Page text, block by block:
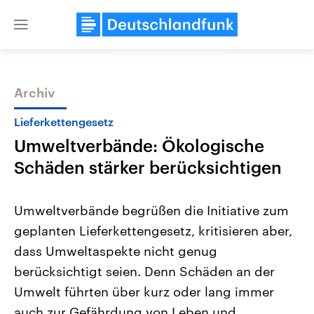
Close
Themen
USA
Aktuelle Beiträge, Analysen und
Hintergründe
Wirtschaftlich und militärisch
gehören die Vereinigten Staaten zu
den mächtigsten Ländern der Erde,
mit großem Einfluss auf das
Aktuelle Lage und
Der Überfall der
Terrororganisation Hamas
Oktober 2023 auf Israel
Region wieder die Gewalt
Israel möchte die Hamas
Archiv
Lieferkettengesetz
Umweltverbände: Ökologische
Schäden stärker berücksichtigen
Umweltverbände begrüßen die Initiative zum
geplanten Lieferkettengesetz, kritisieren aber,
dass Umweltaspekte nicht genug
berücksichtigt seien. Denn Schäden an der
Umwelt führten über kurz oder lang immer